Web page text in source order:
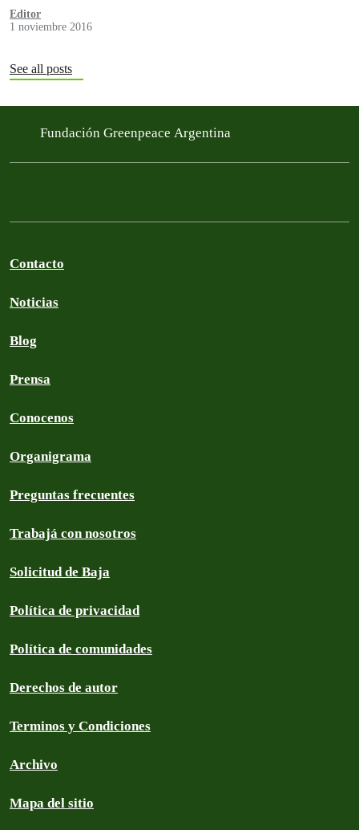
Institut, una institución de…
Editor
1 noviembre 2016
See all posts
Fundación Greenpeace Argentina
Contacto
Noticias
Blog
Prensa
Conocenos
Organigrama
Preguntas frecuentes
Trabajá con nosotros
Solicitud de Baja
Política de privacidad
Política de comunidades
Derechos de autor
Terminos y Condiciones
Archivo
Mapa del sitio